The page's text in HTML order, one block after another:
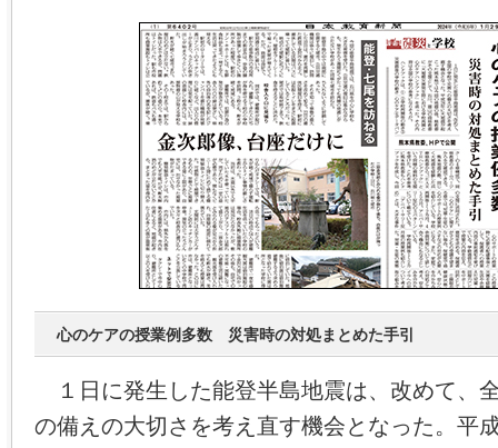
心のケアの授業例多数 災害時の対処まとめた手引
１日に発生した能登半島地震は、改めて、
の備えの大切さを考え直す機会となった。平